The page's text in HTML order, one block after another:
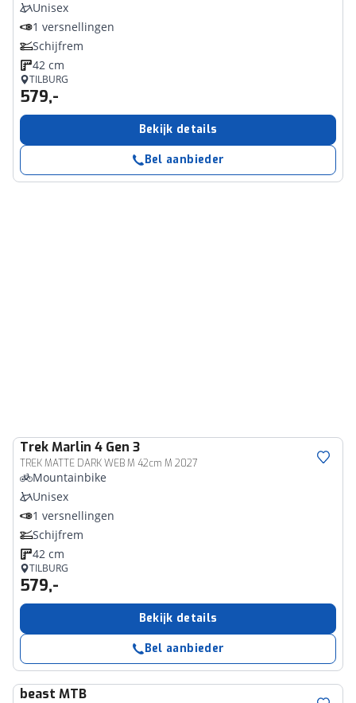
Unisex
1 versnellingen
Schijfrem
42 cm
TILBURG
579,-
Bekijk details
Bel aanbieder
TrekMarlin 4 Gen 3
TREK MATTE DARK WEB M 42cm M 2027
Mountainbike
Unisex
1 versnellingen
Schijfrem
42 cm
TILBURG
579,-
Bekijk details
Bel aanbieder
beast MTB